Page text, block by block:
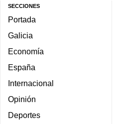
SECCIONES
Portada
Galicia
Economía
España
Internacional
Opinión
Deportes